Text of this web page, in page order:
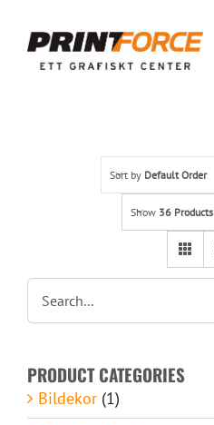
content
INSPIRATION
Lämna original & filer
Om oss
Kontakt
Sort by Default Order
Show 36 Products
PRODUCT CATEGORIES
Bildekor (1)